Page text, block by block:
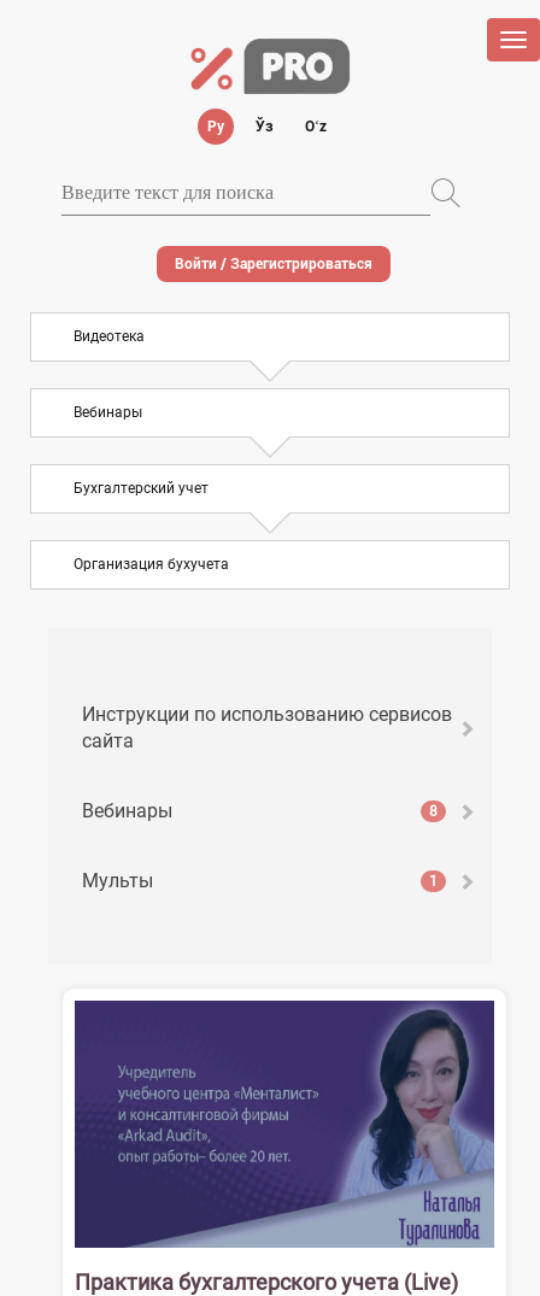
Ру Ўз Oʻz
Войти / Зарегистрироваться
Видеотека
Вебинары
Бухгалтерский учет
Организация бухучета
Инструкции по использованию сервисов
сайта
Вебинары 8
Мульты 1
Практика бухгалтерского учета (Live)